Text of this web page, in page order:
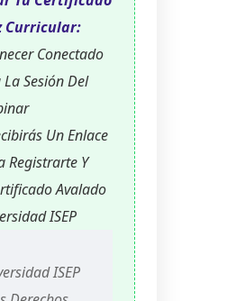
Curricular:
Conectado
Sesión Del
Un Enlace
Registrarte Y
Avalado
ISEP
ISEP